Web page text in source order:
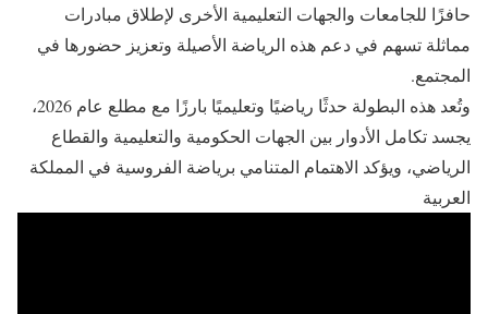
حافزًا للجامعات والجهات التعليمية الأخرى لإطلاق مبادرات
مماثلة تسهم في دعم هذه الرياضة الأصيلة وتعزيز حضورها في
المجتمع.
وتُعد هذه البطولة حدثًا رياضيًا وتعليميًا بارزًا مع مطلع عام 2026،
يجسد تكامل الأدوار بين الجهات الحكومية والتعليمية والقطاع
الرياضي، ويؤكد الاهتمام المتنامي برياضة الفروسية في المملكة
العربية